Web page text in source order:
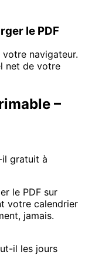
le PDF
navigateur.
net de votre
–
il gratuit à
le PDF sur
votre calendrier
jamais.
il les jours